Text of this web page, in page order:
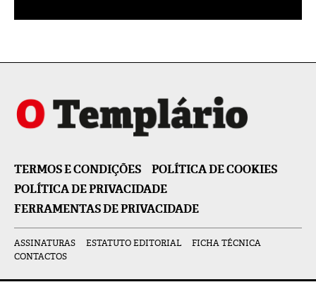
TERMOS E CONDIÇÕES
POLÍTICA DE COOKIES
POLÍTICA DE PRIVACIDADE
FERRAMENTAS DE PRIVACIDADE
ASSINATURAS ESTATUTO EDITORIAL
FICHA TÉCNICA
CONTACTOS